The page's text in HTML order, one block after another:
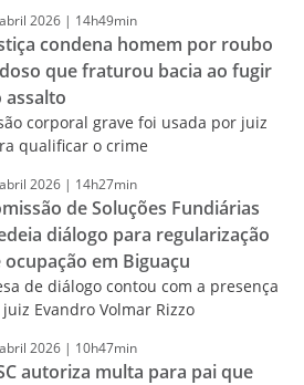
abril 2026 | 14h49min
condena homem por roubo
que fraturou bacia ao fugir
assalto
corporal grave foi usada por juiz
qualificar o crime
abril 2026 | 14h27min
de Soluções Fundiárias
diálogo para regularização
ocupação em Biguaçu
de diálogo contou com a presença
Evandro Volmar Rizzo
abril 2026 | 10h47min
autoriza multa para pai que